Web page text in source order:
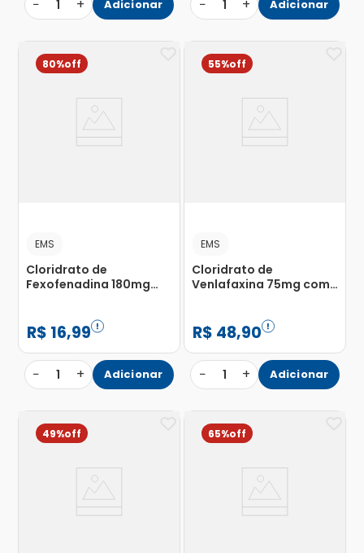
− 1 + Adicionar − 1 + Adicionar
80%
EMS
Cloridrato de
Fexofenadina 180mg
R$ 16,99
− 1 + Adicionar
55%
EMS
Cloridrato de
Venlafaxina 75mg com
Liberação Prolongada
R$ 48,90
− 1 + Adicionar
49% 65%